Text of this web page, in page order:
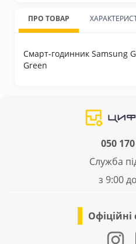
ПРО ТОВАР
Смарт-годинник Samsung
Green
050
Служба
з 9:00
Офіційні